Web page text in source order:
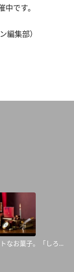
です。
編集部）
なお菓子。「しろ...